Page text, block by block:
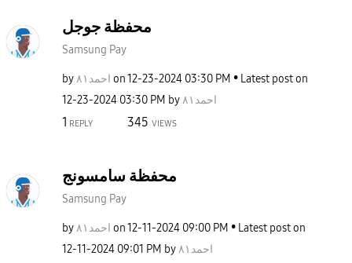
محفظة جوجل
Samsung Pay
by احمد٨١ on‎12-23-2024 03:30 PM
Latest post on
‎12-23-2024 03:30 PM by احمد٨١
1 REPLY 345 VIEWS
محفظة سامسونج
Samsung Pay
by احمد٨١ on‎12-11-2024 09:00 PM
Latest post on
‎12-11-2024 09:01 PM by احمد٨١